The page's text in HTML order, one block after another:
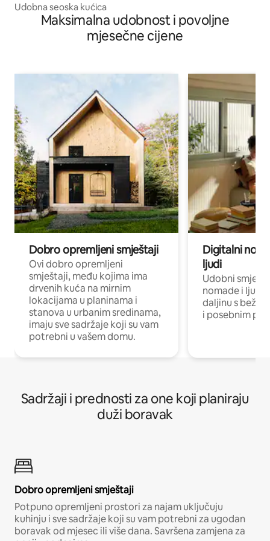
Udobna seoska kućica
Maksimalna udobnost i povoljne
mjesečne cijene
Dobro opremljeni smještaji
Ovi dobro opremljeni
smještaji, među kojima ima
drvenih kuća na mirnim
lokacijama u planinama i
stanova u urbanim sredinama,
imaju sve sadržaje koji su vam
potrebni u vašem domu.
Digitalni
ljudi
Udobni
nomade i ljude
daljinu s
i posebnim
Sadržaji i prednosti za one koji planiraju
duži boravak
Dobro opremljeni smještaji
Potpuno opremljeni prostori za najam uključuju
kuhinju i sve sadržaje koji su vam potrebni za ugodan
boravak od mjesec ili više dana. Savršena zamjena za